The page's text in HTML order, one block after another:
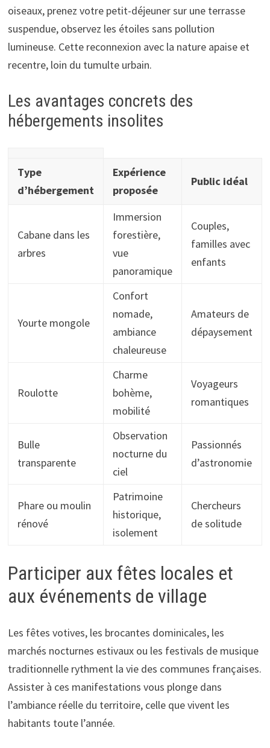
oiseaux, prenez votre petit-déjeuner sur une terrasse
suspendue, observez les étoiles sans pollution
lumineuse. Cette reconnexion avec la nature apaise et
recentre, loin du tumulte urbain.
Les avantages concrets des
hébergements insolites
Type
d’hébergement
Expérience
proposée
Public idéal
Cabane dans les
arbres
Immersion
forestière,
vue
panoramique
Couples,
familles avec
enfants
Yourte mongole
Confort
nomade,
ambiance
chaleureuse
Amateurs de
dépaysement
Roulotte
Charme
bohème,
mobilité
Voyageurs
romantiques
Bulle
transparente
Observation
nocturne du
ciel
Passionnés
d’astronomie
Phare ou moulin
rénové
Patrimoine
historique,
isolement
Chercheurs
de solitude
Participer aux fêtes locales et
aux événements de village
Les fêtes votives, les brocantes dominicales, les
marchés nocturnes estivaux ou les festivals de musique
traditionnelle rythment la vie des communes françaises.
Assister à ces manifestations vous plonge dans
l’ambiance réelle du territoire, celle que vivent les
habitants toute l’année.